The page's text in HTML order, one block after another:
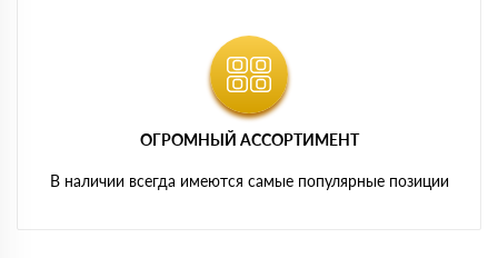
ОГРОМНЫЙ АССОРТИМЕНТ
В наличии всегда имеются самые популярные позиции